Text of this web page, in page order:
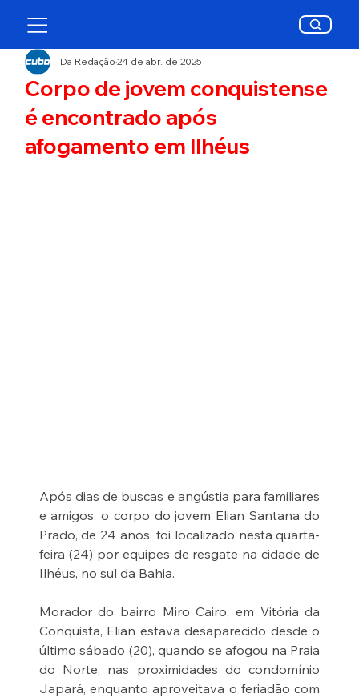
Corpo de jovem conquistense
é encontrado após
afogamento em Ilhéus
Da Redação24 de abr. de 2025
Após dias de buscas e angústia para familiares
e amigos, o corpo do jovem Elian Santana do
Prado, de 24 anos, foi localizado nesta quarta-
feira (24) por equipes de resgate na cidade de
Ilhéus, no sul da Bahia.
Morador do bairro Miro Cairo, em Vitória da
Conquista, Elian estava desaparecido desde o
último sábado (20), quando se afogou na Praia
do Norte, nas proximidades do condomínio
Japará, enquanto aproveitava o feriadão com